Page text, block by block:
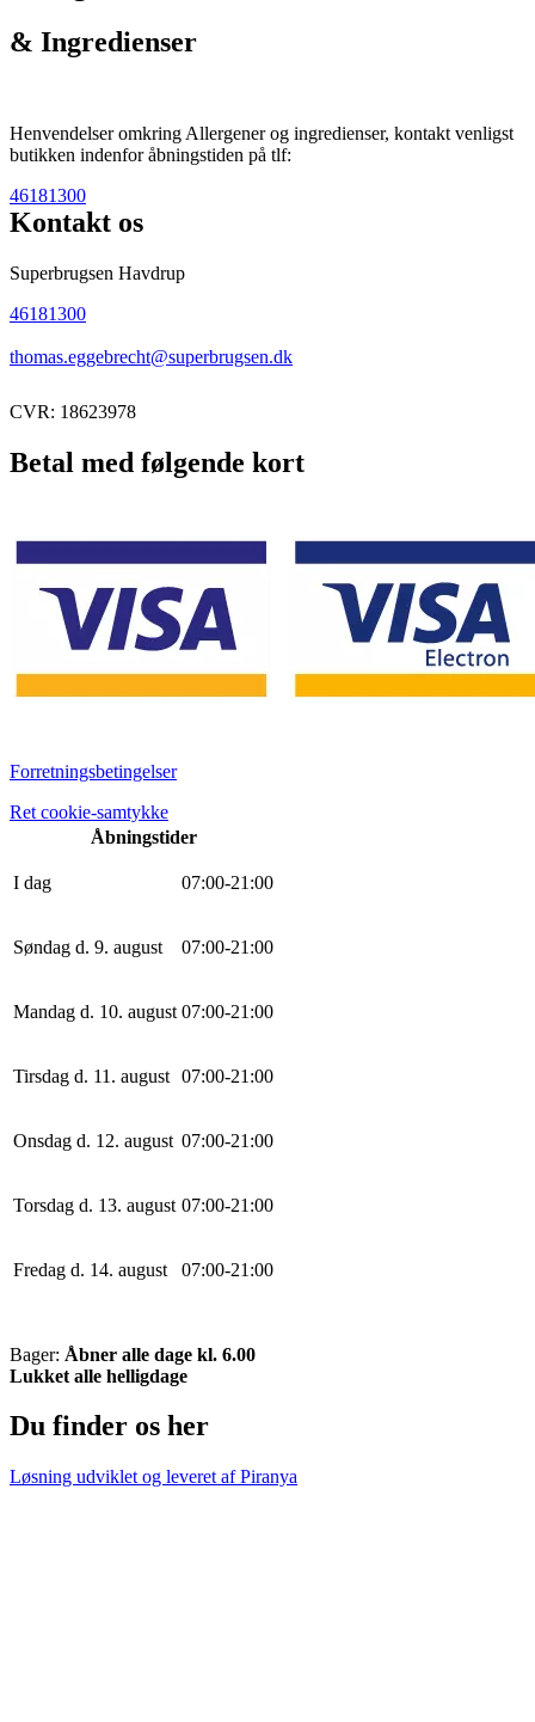
& Ingredienser
Henvendelser omkring Allergener og ingredienser, kontakt venligst
butikken indenfor åbningstiden på tlf:
46181300
Kontakt os
Superbrugsen Havdrup
46181300
thomas.eggebrecht@superbrugsen.dk
CVR: 18623978
Betal med følgende kort
Forretningsbetingelser
Ret cookie-samtykke
Åbningstider
I dag 07:00-21 :00
Søndag d. 9. august 07:00-21 :00
Mandag d. 10. august 07:00-21 :00
Tirsdag d. 11. august 07:00-21 :00
Onsdag d. 12. august 07:00-21 :00
Torsdag d. 13. august 07:00-21 :00
Fredag d. 14. august 07:00-21 :00
Bager: Åbner alle dage kl. 6.00
Lukket alle helligdage
Du finder os her
Løsning udviklet og leveret afPiranya